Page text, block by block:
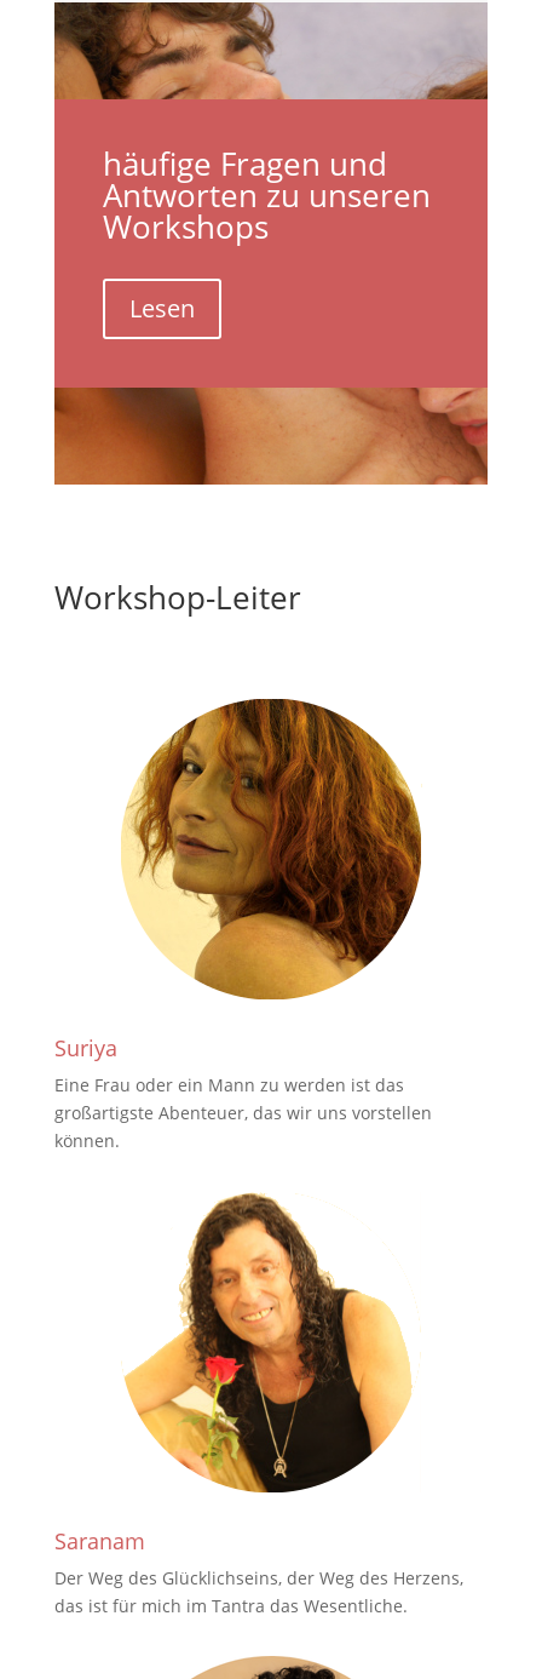
häufige Fragen und
Antworten zu unseren
Workshops
Lesen
Workshop-Leiter
Suriya
Eine Frau oder ein Mann zu werden ist das
großartigste Abenteuer, das wir uns vorstellen
können.
Saranam
Der Weg des Glücklichseins, der Weg des Herzens,
das ist für mich im Tantra das Wesentliche.